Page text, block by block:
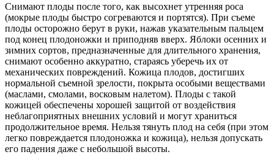
Снимают плоды после того, как высохнет утренняя роса
(мокрые плоды быстро согреваются и портятся). При съеме
плоды осторожно берут в руки, нажав указательным пальцем
под конец плодоножки и приподняв вверх. Яблоки осенних и
зимних сортов, предназначенные для длительного хранения,
снимают особенно аккуратно, стараясь уберечь их от
механических повреждений. Кожица плодов, достигших
нормальной съемной зрелости, покрыта особыми веществами
(маслами, смолами, восковым налетом). Плоды с такой
кожицей обеспечены хорошей защитой от воздействия
неблагоприятных внешних условий и могут храниться
продолжительное время. Нельзя тянуть плод на себя (при этом
легко повреждается плодоножка и кожица), нельзя допускать
его падения даже с небольшой высоты.